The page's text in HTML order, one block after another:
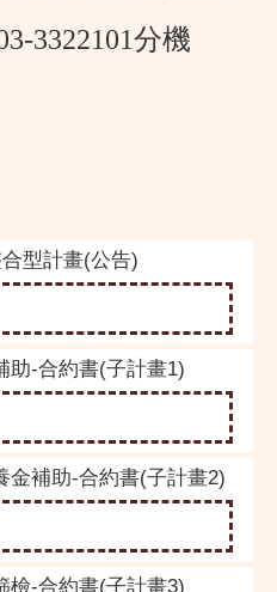
3322101分機
型計畫(公告)
助-合約書(子計畫1)
金補助-合約書(子計畫2)
檢-合約書(子計畫3)